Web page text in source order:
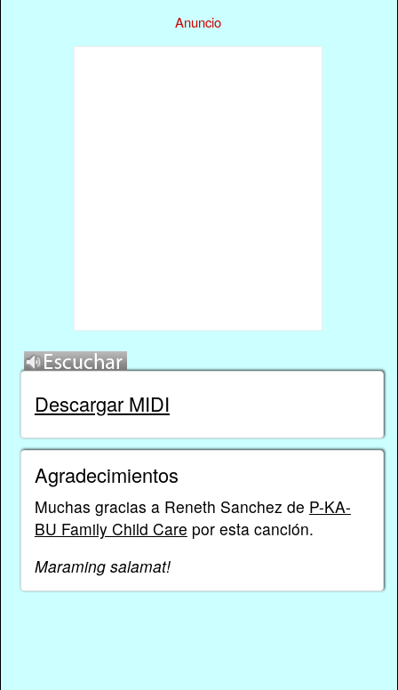
Anuncio
Descargar MIDI
Agradecimientos
Muchas gracias a Reneth Sanchez de P-KA-
BU Family Child Care por esta canción.
Maraming salamat!